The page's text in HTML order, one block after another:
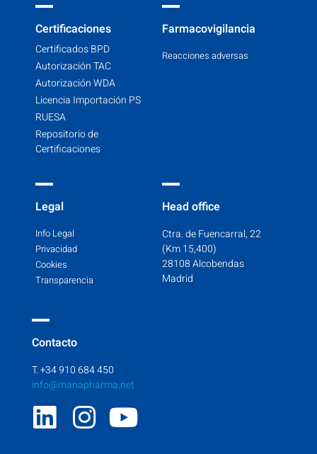
Certificaciones
Certificados BPD
Autorización TAC
Autorización WDA
Licencia Importación PS
RUESA
Repositorio de
Certificaciones
Farmacovigilancia
Reacciones adversas
Legal
Info Legal
Privacidad
Cookies
Transparencia
Head office
Ctra. de Fuencarral, 22
(Km 15,400)
28108 Alcobendas
Madrid
Contacto
T. +34 910 684 450
info@manapharma.net